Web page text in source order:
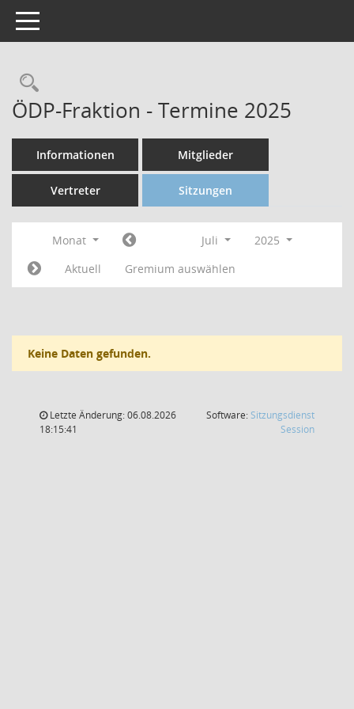
Toggle navigation
ÖDP-Fraktion - Termine 2025
Informationen Mitglieder
Vertreter Sitzungen
Monat Juli
2025
Aktuell
Gremium auswählen
Keine Daten gefunden.
Letzte Änderung: 06.08.2026
18:15:41
Software: Sitzungsdienst
Session(Wird in